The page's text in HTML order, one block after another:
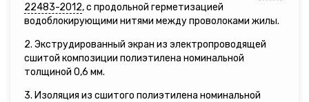
22483-2012, с продольной герметизацией
водоблокирующими нитями между проволоками жилы.
2. Экструдированный экран из электропроводящей
сшитой композиции полиэтилена номинальной
толщиной 0,6 мм.
3. Изоляция из сшитого полиэтилена номинальной